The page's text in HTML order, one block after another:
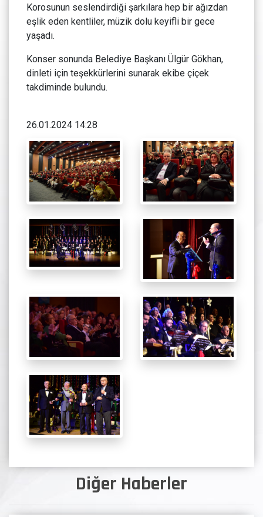
Diğer Haberler
Korosunun seslendirdiği şarkılara hep bir ağızdan
eşlik eden kentliler, müzik dolu keyifli bir gece
yaşadı.
Konser sonunda Belediye Başkanı Ülgür Gökhan,
dinleti için teşekkürlerini sunarak ekibe çiçek
takdiminde bulundu.
26.01.2024 14:28